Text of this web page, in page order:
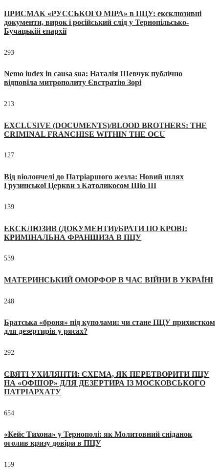
ПРИСМАК «РУССЬКОГО МІРА» в ПЦУ: ексклюзивні
документи, вирок і російський слід у Тернопільсько-
Бучацькій єпархії
293
Nemo iudex in causa sua: Наталія Шевчук публічно
відповіла митрополиту Євстратію Зорі
213
EXCLUSIVE (DOCUMENTS)/BLOOD BROTHERS: THE
CRIMINAL FRANCHISE WITHIN THE OCU
127
Від віолончелі до Патріаршого жезла: Новий шлях
Грузинської Церкви з Католикосом Шіо III
139
ЕКСКЛЮЗИВ (ДОКУМЕНТИ)/БРАТИ ПО КРОВІ:
КРИМІНАЛЬНА ФРАНШИЗА В ПЦУ
539
МАТЕРИНСЬКИЙ ОМОРФОР В ЧАС ВІЙНИ В УКРАЇНІ
248
Братська «броня» під куполами: чи стане ПЦУ прихистком
для дезертирів у рясах?
292
СВЯТІ УХИЛЯНТИ: СХЕМА, ЯК ПЕРЕТВОРИТИ ПЦУ
НА «ОФШОР» ДЛЯ ДЕЗЕРТИРА ІЗ МОСКОВСЬКОГО
ПАТРІАРХАТУ
654
«Кейс Тихона» у Тернополі: як Молитовний сніданок
оголив кризу довіри в ПЦУ
159